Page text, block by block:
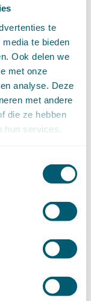
te
te bieden
Ook delen we
met onze
analyse. Deze
met andere
die ze hebben
services.